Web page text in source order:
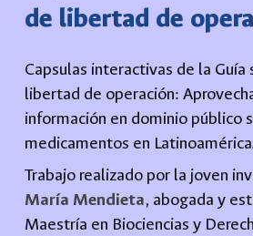
de libertad de
Capsulas interactivas de la
libertad de operación:
información en dominio público
medicamentos en Latinoamérica
Trabajo realizado por la joven
María Mendieta, abogada y
Maestría en Biociencias y